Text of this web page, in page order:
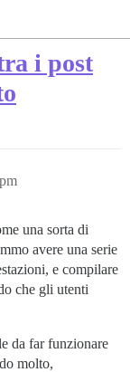
i post
una sorta di
avere una serie
e compilare
che gli utenti
da far funzionare
molto,